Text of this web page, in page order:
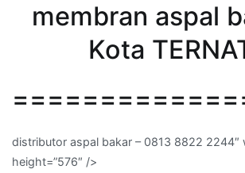
membran aspal
Kota
distributor aspal bakar – 0813 8822 2244″
height=”576″ />